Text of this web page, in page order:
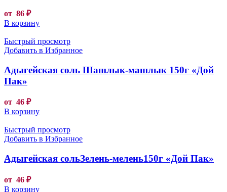
от 86 ₽
В корзину
Быстрый просмотр
Добавить в Избранное
Адыгейская соль Шашлык-машлык 150г «Дой
Пак»
от 46 ₽
В корзину
Быстрый просмотр
Добавить в Избранное
Адыгейская сольЗелень-мелень150г «Дой Пак»
от 46 ₽
В корзину